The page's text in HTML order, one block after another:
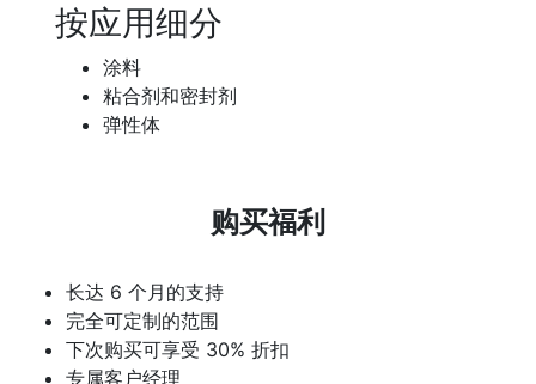
按应用细分
涂料
粘合剂和密封剂
弹性体
购买福利
长达 6 个月的支持
完全可定制的范围
下次购买可享受 30% 折扣
专属客户经理